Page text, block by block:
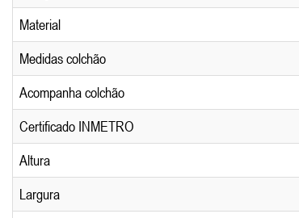
Material
Medidas colchão
Acompanha colchão
Certificado INMETRO
Altura
Largura